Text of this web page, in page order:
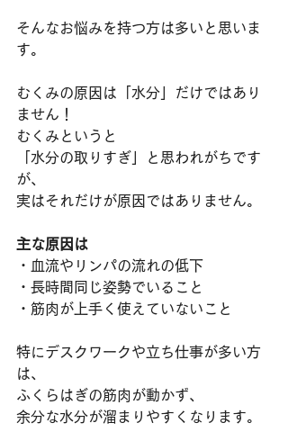
そんなお悩みを持つ方は多いと思いま
す。
むくみの原因は「水分」だけではあり
ません！
むくみというと
「水分の取りすぎ」と思われがちです
が、
実はそれだけが原因ではありません。
主な原因は
・血流やリンパの流れの低下
・長時間同じ姿勢でいること
・筋肉が上手く使えていないこと
特にデスクワークや立ち仕事が多い方
は、
ふくらはぎの筋肉が動かず、
余分な水分が溜まりやすくなります。